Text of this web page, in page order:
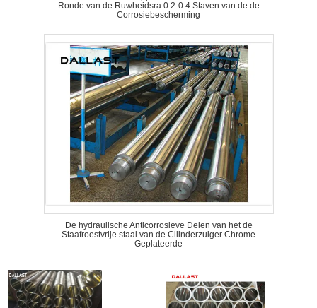
Ronde van de Ruwheidsra 0.2-0.4 Staven van de de
Corrosiebescherming
De hydraulische Anticorrosieve Delen van het de
Staafroestvrije staal van de Cilinderzuiger Chrome
Geplateerde